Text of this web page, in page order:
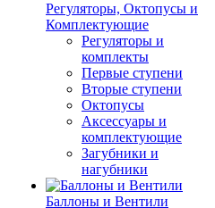
Регуляторы, Октопусы и
Комплектующие
Регуляторы и
комплекты
Первые ступени
Вторые ступени
Октопусы
Аксессуары и
комплектующие
Загубники и
нагубники
Баллоны и Вентили